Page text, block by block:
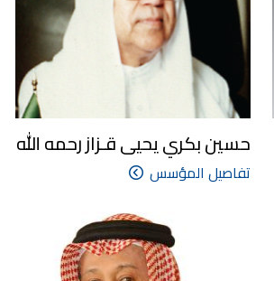
حسين بكري يحيى قـزاز رحمه الله
تفاصيل المؤسس